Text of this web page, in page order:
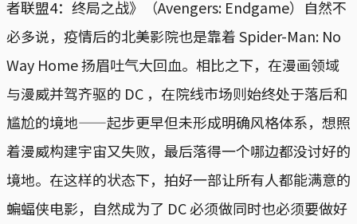
者联盟4：终局之战》（Avengers: Endgame）自然不
必多说，疫情后的北美影院也是靠着 Spider-Man: No
Way Home 扬眉吐气大回血。相比之下，在漫画领域
与漫威并驾齐驱的 DC ，在院线市场则始终处于落后和
尴尬的境地——起步更早但未形成明确风格体系，想照
着漫威构建宇宙又失败，最后落得一个哪边都没讨好的
境地。在这样的状态下，拍好一部让所有人都能满意的
蝙蝠侠电影，自然成为了 DC 必须做同时也必须要做好